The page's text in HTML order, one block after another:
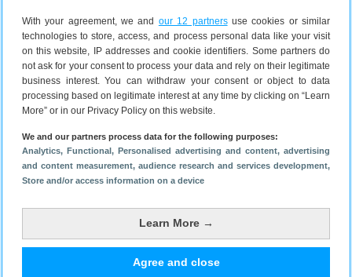
With your agreement, we and our 12 partnersuse cookies or similar
technologies to store, access, and process personal data like your visit
on this website, IP addresses and cookie identifiers. Some partners do
not ask for your consent to process your data and rely on their legitimate
business interest. You can withdraw your consent or object to data
processing based on legitimate interest at any time by clicking on “Learn
More” or in our Privacy Policy on this website.
We and our partners process data for the following purposes:
Analytics, Functional, Personalised advertising and content, advertising
and content measurement, audience research and services development,
Store and/or access information on a device
Learn More →
Agree and close
De camera’s zijn een 50 megapixel-camera en een 8
megapixel-groothoekcamera aan de achterzijde, met
aan de voorzijde een selfiecamera van 20 megapixel,
die weer beter is dan die van 16 op de Pro. De
helderheid van het toestel is maximaal 2400 nits,
maar verder heeft ook dit toestel een 6,67 inch
AMOLED-scherm met een verversingssnelheid van
120 Hertz.
Deze telefoon is dankzij de LiquidCool-technologie en
Watt, waardoor het in een half uurtje volledig is